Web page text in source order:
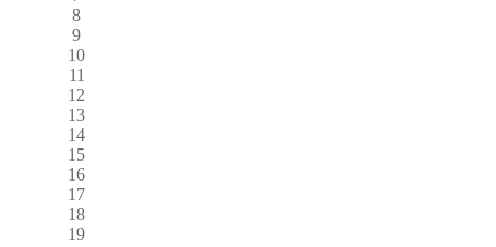
8
9
10
11
12
13
14
15
16
17
18
19